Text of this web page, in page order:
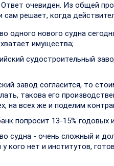
очевиден. Из общей
решает, когда
одного нового судна
имущества;
судостроительный
завод согласится, то
такова его
на всех же и поделим
попросит 13-15% годовых
судна - очень сложный и
кого нет и институтов,